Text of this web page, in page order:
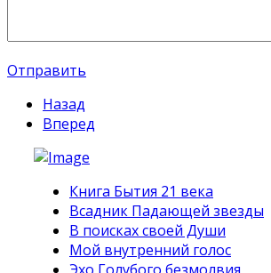
Отправить
Назад
Вперед
Книга Бытия 21 века
Всадник Падающей звезды
В поисках своей Души
Мой внутренний голос
Эхо Голубого безмолвия